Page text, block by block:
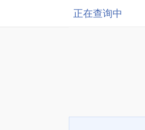
正在查询中